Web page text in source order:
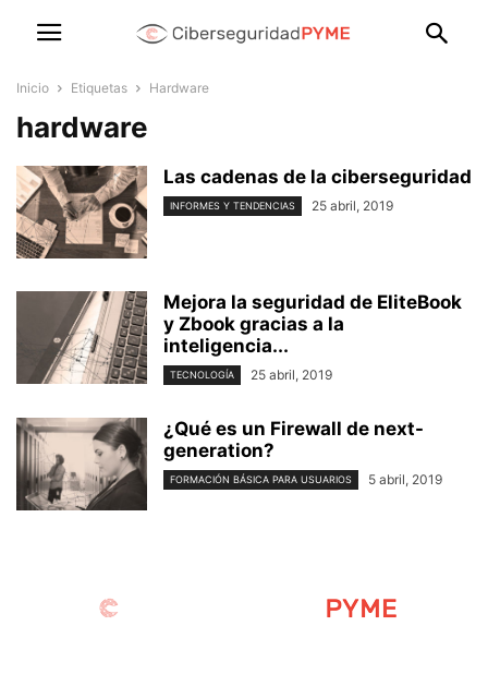
Inicio Etiquetas Hardware
hardware
Las cadenas de la ciberseguridad
INFORMES Y TENDENCIAS 25 abril, 2019
Mejora la seguridad de EliteBook
y Zbook gracias a la
inteligencia...
TECNOLOGÍA 25 abril, 2019
¿Qué es un Firewall de next-
generation?
FORMACIÓN BÁSICA PARA USUARIOS 5 abril, 2019